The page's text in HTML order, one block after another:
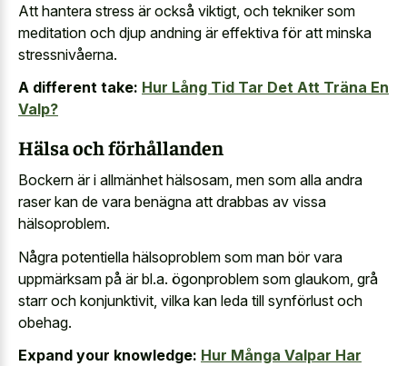
Att hantera stress är också viktigt, och tekniker som
meditation och djup andning är effektiva för att minska
stressnivåerna.
A different take: Hur Lång Tid Tar Det Att Träna En
Valp?
Hälsa och förhållanden
Bockern är i allmänhet hälsosam, men som alla andra
raser kan de vara benägna att drabbas av vissa
hälsoproblem.
Några potentiella hälsoproblem som man bör vara
uppmärksam på är bl.a. ögonproblem som glaukom, grå
starr och konjunktivit, vilka kan leda till synförlust och
obehag.
Expand your knowledge: Hur Många Valpar Har